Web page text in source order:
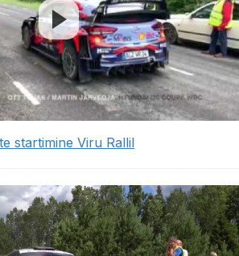
startimine Viru Rallil